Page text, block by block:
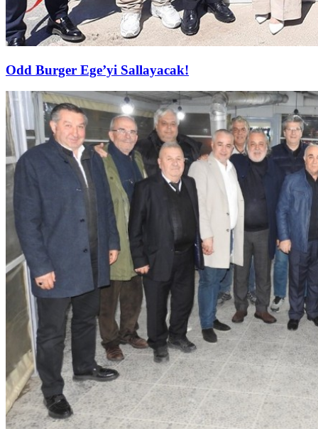
Odd Burger Ege’yi Sallayacak!